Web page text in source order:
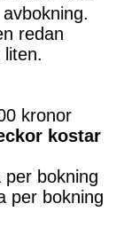
redan
kronor
kostar
bokning
per bokning